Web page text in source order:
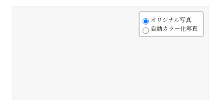
オリジナル写真
自動カラー化写真